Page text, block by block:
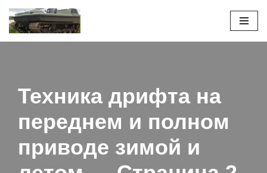
Перейти
Техника дрифта на
переднем и полном
приводе зимой и